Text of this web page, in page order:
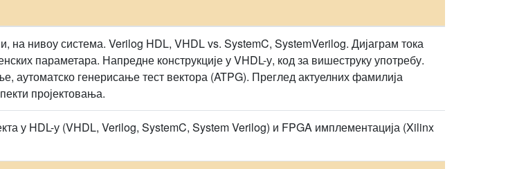
на нивоу система. Verilog HDL, VHDL vs. SystemC, SystemVerilog. Дијаграм тока
параметара. Напредне конструкције у VHDL-у, код за вишеструку употребу.
аутоматско генерисање тест вектора (ATPG). Преглед актуелних фамилија
пројектовања.
у HDL-у (VHDL, Verilog, SystemC, System Verilog) и FPGA имплементација (Xilinx